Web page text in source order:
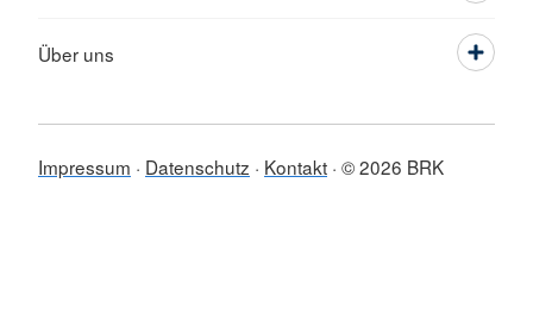
Über uns
Impressum Datenschutz Kontakt © 2026 BRK